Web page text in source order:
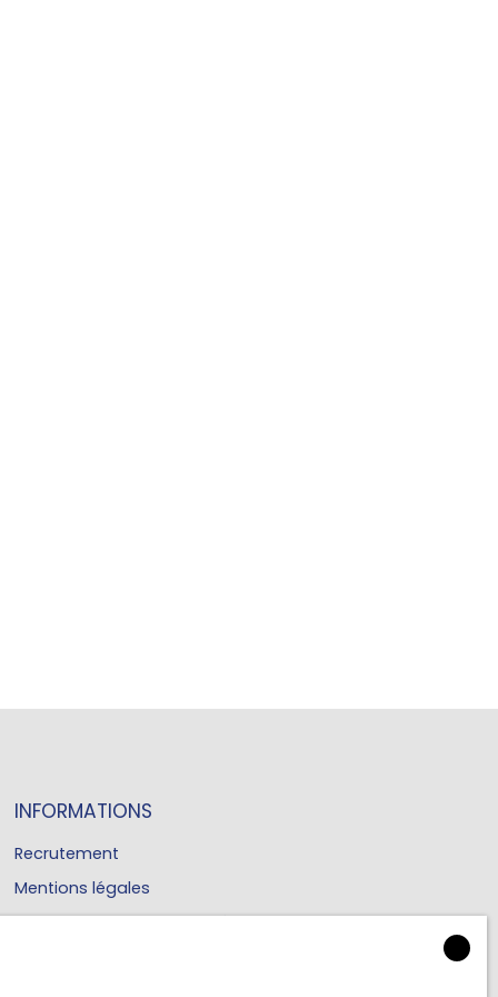
INFORMATIONS
Recrutement
Mentions légales
Politique de confidentialité